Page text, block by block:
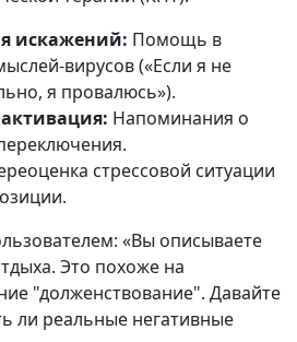
искажений: Помощь в
вирусов («Если я не
я провалюсь»).
Напоминания о
стрессовой ситуации
«Вы описываете
Это похоже на
"долженствование". Давайте
ли реальные негативные